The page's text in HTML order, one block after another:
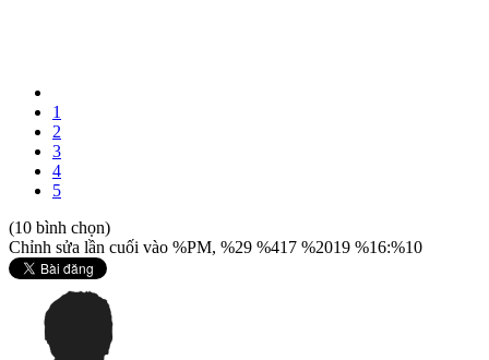
1
2
3
4
5
(10 bình chọn)
Chỉnh sửa lần cuối vào %PM, %29 %417 %2019 %16:%10